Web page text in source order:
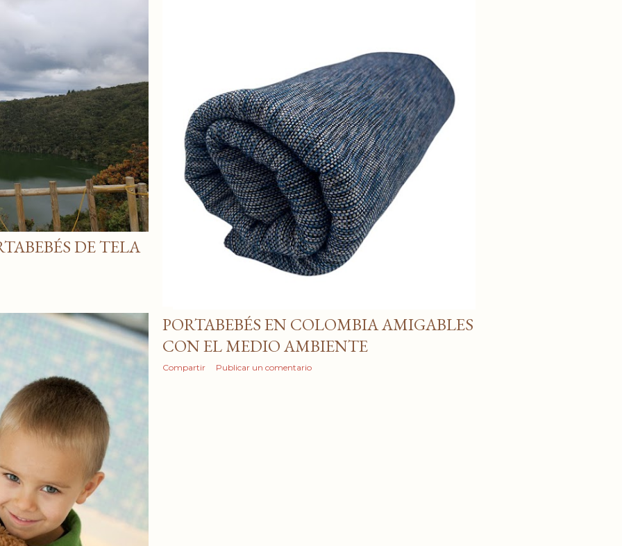
DE TELA
PORTABEBÉS EN COLOMBIA AMIGABLES
CON EL MEDIO AMBIENTE
Compartir Publicar un comentario